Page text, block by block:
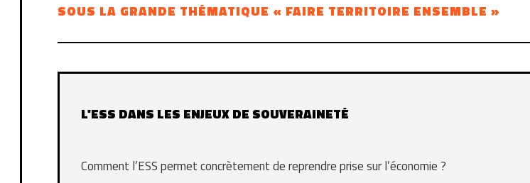
SOUS LA GRANDE THÉMATIQUE « FAIRE TERRITOIRE ENSEMBLE »
L'ESS DANS LES ENJEUX DE SOUVERAINETÉ
Comment l’ESS permet concrètement de reprendre prise sur l’économie ?